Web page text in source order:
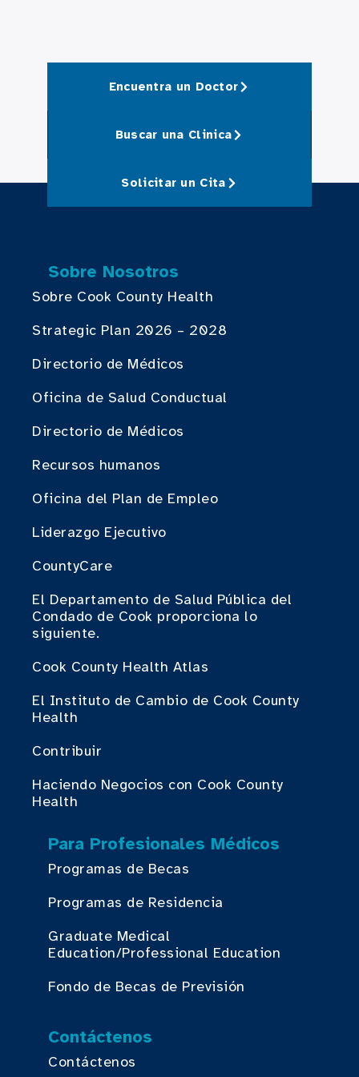
Encuentra un Doctor
Buscar una Clinica
Solicitar un Cita
Sobre Nosotros
Sobre Cook County Health
Strategic Plan 2026 – 2028
Directorio de Médicos
Oficina de Salud Conductual
Directorio de Médicos
Recursos humanos
Oficina del Plan de Empleo
Liderazgo Ejecutivo
CountyCare
El Departamento de Salud Pública del
Condado de Cook proporciona lo
siguiente.
Cook County Health Atlas
El Instituto de Cambio de Cook County
Health
Contribuir
Haciendo Negocios con Cook County
Health
Para Profesionales Médicos
Programas de Becas
Programas de Residencia
Graduate Medical
Education/Professional Education
Fondo de Becas de Previsión
Contáctenos
Contáctenos